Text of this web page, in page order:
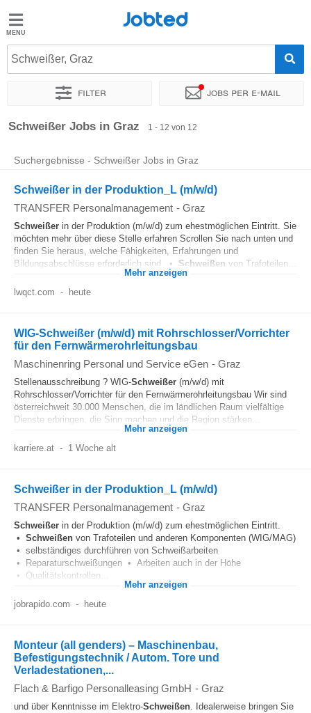
Jobted
Jobs
Jobted
Schweißer, Graz
Filter Jobs per e-mail
Sortieren nach Genauer Standort Unternehmen
Schweißer Jobs in Graz 1 - 12 von 12
Suchergebnisse - Schweißer Jobs in Graz
Schweißer in der Produktion_L (m/w/d)
TRANSFER Personalmanagement - Graz
Schweißer in der Produktion (m/w/d) zum ehestmöglichen Eintritt. Sie
möchten mehr über diese Stelle erfahren Scrollen Sie nach unten und
finden Sie heraus, welche Fähigkeiten, Erfahrungen und
Bildungsabschlüsse erforderlich sind. • Schweißen von Trafoteilen...
Mehr anzeigen
lwqct.com - heute
WIG-Schweißer (m/w/d) mit Rohrschlosser/Vorrichter
für den Fernwärmerohrleitungsbau
Maschinenring Personal und Service eGen - Graz
Stellenausschreibung ? WIG-Schweißer (m/w/d) mit
Rohrschlosser/Vorrichter für den Fernwärmerohrleitungsbau Wir sind
österreichweit 30.000 Menschen, die im ländlichen Raum vielfältige
Dienste erbringen, die Sinn machen und die Region stärken...
Mehr anzeigen
karriere.at - 1 Woche alt
Schweißer in der Produktion_L (m/w/d)
TRANSFER Personalmanagement - Graz
Schweißer in der Produktion (m/w/d) zum ehestmöglichen Eintritt.
• Schweißen von Trafoteilen und anderen Komponenten (WIG/MAG)
• selbständiges durchführen von Schweißarbeiten
• Reparaturschweißungen • Arbeiten auch in der Höhe
• Qualitätskontrollen...
Mehr anzeigen
jobrapido.com - heute
Monteur (all genders) – Maschinenbau,
Befestigungstechnik / Autom. Tore und
Verladestationen,...
Flach & Barfigo Personalleasing GmbH - Graz
und über Kenntnisse im Elektro-Schweißen. Idealerweise bringen Sie